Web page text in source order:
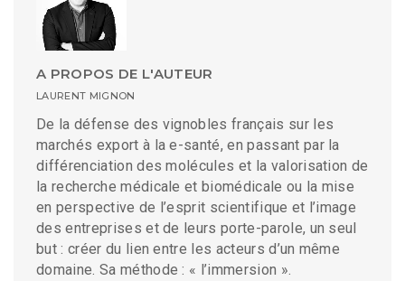
A PROPOS DE L'AUTEUR
LAURENT MIGNON
De la défense des vignobles français sur les
marchés export à la e-santé, en passant par la
différenciation des molécules et la valorisation de
la recherche médicale et biomédicale ou la mise
en perspective de l’esprit scientifique et l’image
des entreprises et de leurs porte-parole, un seul
but : créer du lien entre les acteurs d’un même
domaine. Sa méthode : « l’immersion ».